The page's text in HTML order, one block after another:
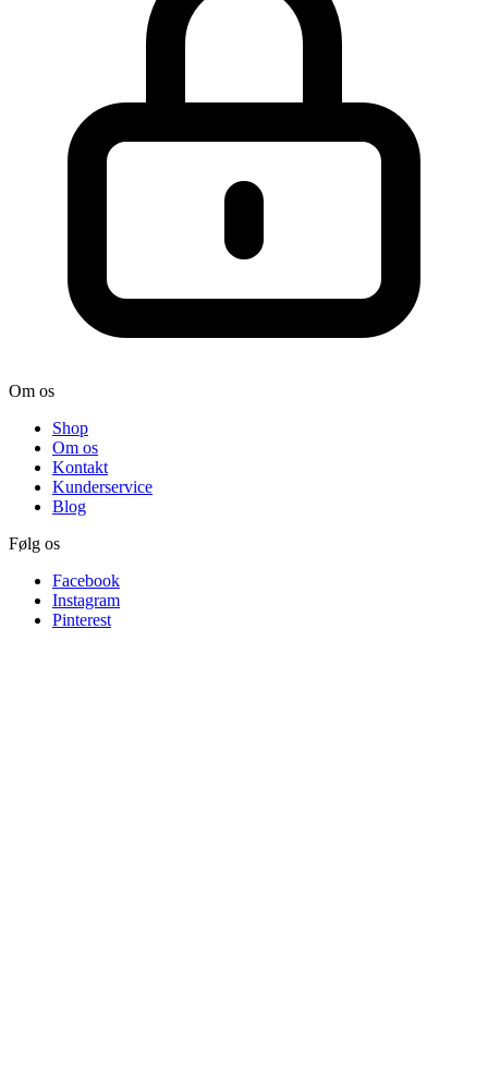
Om os
Shop
Om os
Kontakt
Kunderservice
Blog
Følg os
Facebook
Instagram
Pinterest